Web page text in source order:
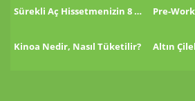
Sürekli Aç Hissetmenizin 8 Nedeni!
Kinoa Nedir, Nasıl Tüketilir?